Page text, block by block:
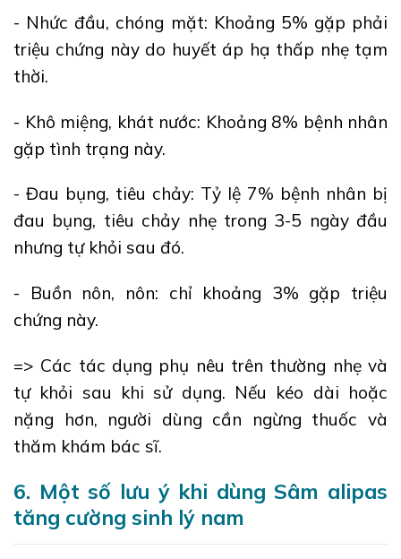
- Nhức đầu, chóng mặt: Khoảng 5% gặp phải
triệu chứng này do huyết áp hạ thấp nhẹ tạm
thời.
- Khô miệng, khát nước: Khoảng 8% bệnh nhân
gặp tình trạng này.
- Đau bụng, tiêu chảy: Tỷ lệ 7% bệnh nhân bị
đau bụng, tiêu chảy nhẹ trong 3-5 ngày đầu
nhưng tự khỏi sau đó.
- Buồn nôn, nôn: chỉ khoảng 3% gặp triệu
chứng này.
=> Các tác dụng phụ nêu trên thường nhẹ và
tự khỏi sau khi sử dụng. Nếu kéo dài hoặc
nặng hơn, người dùng cần ngừng thuốc và
thăm khám bác sĩ.
6. Một số lưu ý khi dùng Sâm alipas
tăng cường sinh lý nam